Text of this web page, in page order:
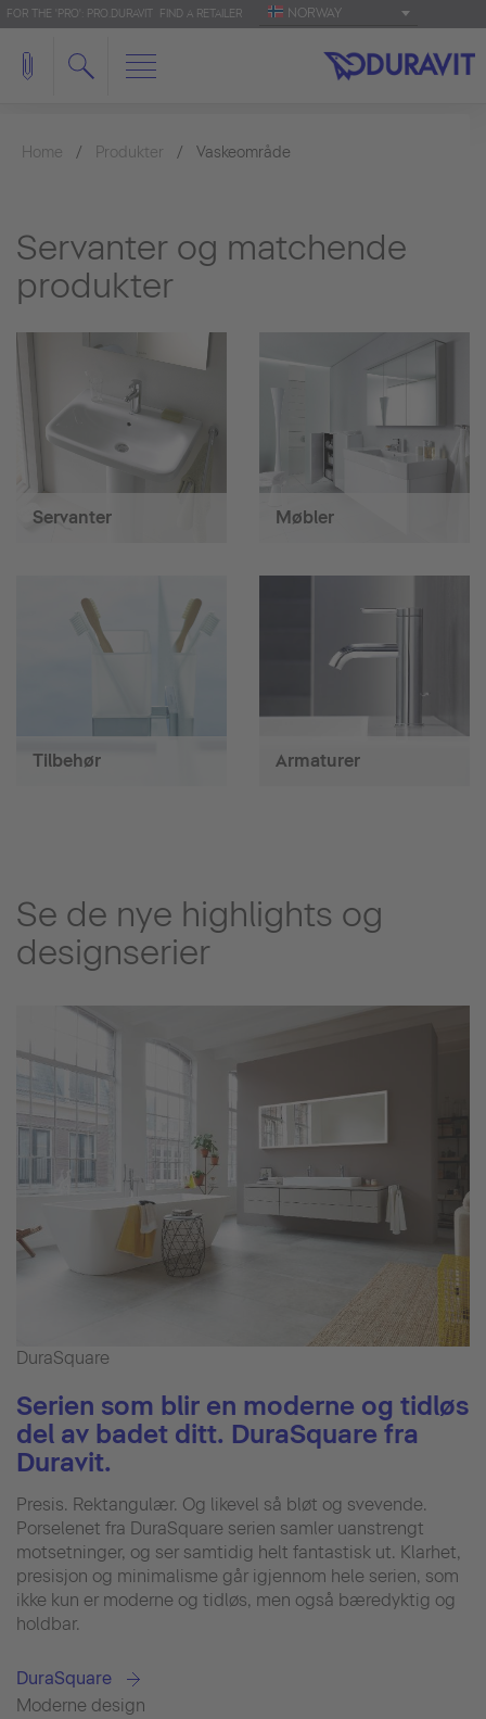
FOR THE 'PRO': PRO.DURAVIT FIND A RETAILER NORWAY
Home Produkter Vaskeområde
Servanter og matchende
produkter
Servanter Møbler
Tilbehør Armaturer
Se de nye highlights og
designserier
DuraSquare
Serien som blir en moderne og tidløs
del av badet ditt. DuraSquare fra
Duravit.
Presis. Rektangulær. Og likevel så bløt og svevende.
Porselenet fra DuraSquare serien samler uanstrengt
motsetninger, og ser samtidig helt fantastisk ut. Klarhet,
presisjon og minimalisme går igjennom hele serien, som
ikke kun er moderne og tidløs, men også bæredyktig og
holdbar.
DuraSquare
Moderne design